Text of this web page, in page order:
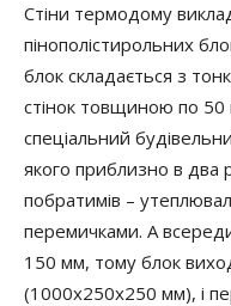
Стіни термодому
пінополістирольних
блок складається з
стінок товщиною по 50
спеціальний
якого приблизно в два
побратимів –
перемичками. А
150 мм, тому блок
(1000х250х250 мм), і